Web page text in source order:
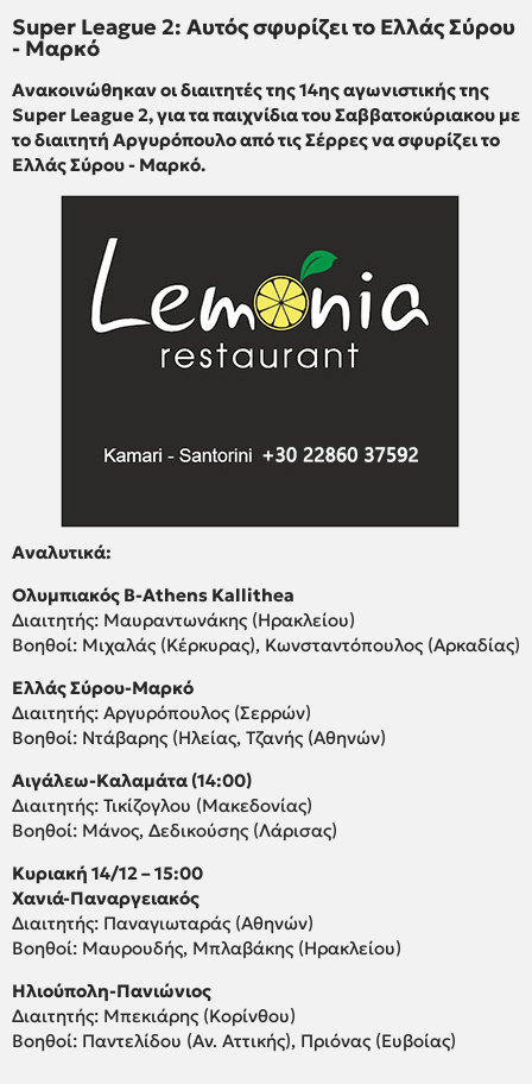
Super League 2: Αυτός σφυρίζει το Ελλάς Σύρου
- Μαρκό
Ανακοινώθηκαν οι διαιτητές της 14ης αγωνιστικής της
Super League 2, για τα παιχνίδια του Σαββατοκύριακου με
το διαιτητή Αργυρόπουλο από τις Σέρρες να σφυρίζει το
Ελλάς Σύρου - Μαρκό.
Αναλυτικά:
Ολυμπιακός Β-Athens Kallithea
Διαιτητής: Μαυραντωνάκης (Ηρακλείου)
Βοηθοί: Μιχαλάς (Κέρκυρας), Κωνσταντόπουλος (Αρκαδίας)
Ελλάς Σύρου-Μαρκό
Διαιτητής: Αργυρόπουλος (Σερρών)
Βοηθοί: Ντάβαρης (Ηλείας, Τζανής (Αθηνών)
Αιγάλεω-Καλαμάτα (14:00)
Διαιτητής: Τικίζογλου (Μακεδονίας)
Βοηθοί: Μάνος, Δεδικούσης (Λάρισας)
Κυριακή 14/12 – 15:00
Χανιά-Παναργειακός
Διαιτητής: Παναγιωταράς (Αθηνών)
Βοηθοί: Μαυρουδής, Μπλαβάκης (Ηρακλείου)
Ηλιούπολη-Πανιώνιος
Διαιτητής: Μπεκιάρης (Κορίνθου)
Βοηθοί: Παντελίδου (Αν. Αττικής), Πριόνας (Ευβοίας)